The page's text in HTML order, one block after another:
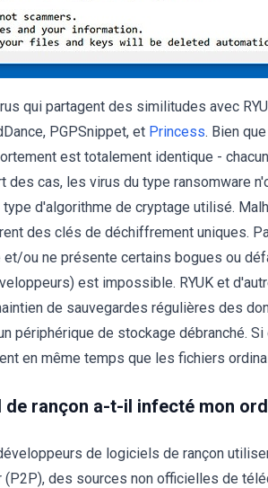
qui partagent des similitudes avec
, PGPSnippet, et Princess. Bien
est totalement identique -
des cas, les virus du type ransomware
type d'algorithme de cryptage utilisé.
des clés de déchiffrement uniques.
ou ne présente certains bogues ou
est impossible. RYUK et
de sauvegardes régulières des
périphérique de stockage débranché.
en même temps que les fichiers
de rançon a-t-il infecté mon
de logiciels de rançon
des sources non officielles de